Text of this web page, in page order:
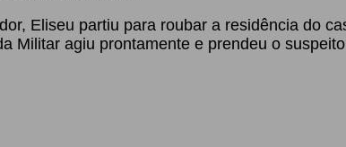
Eliseu partiu para roubar a residência do
Militar agiu prontamente e prendeu o